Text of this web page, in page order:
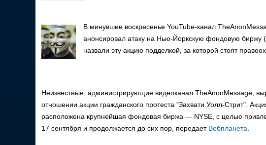
В минувшее воскресенье YouTube-канал
анонсировал атаку на Нью-Йоркскую фондовую биржу
назвали эту акцию подделкой, за которой стоят
Неизвестные, администрирующие видеоканал TheAnonMessage,
отношении акции гражданского протеста "Захвати Уолл-Стрит".
расположена крупнейшая фондовая биржа — NYSE, с целью
17 сентября и продолжается до сих пор, передает Вебпланета